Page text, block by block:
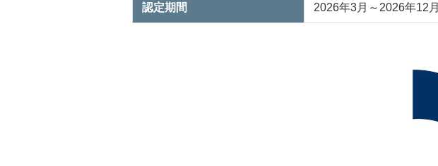
認定期間 2026年3月～2026年12月